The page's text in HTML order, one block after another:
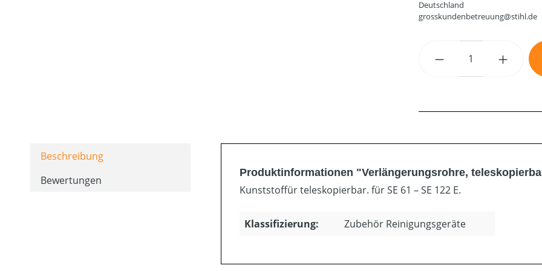
Deutschland
grosskundenbetreuung@stihl.de
Produkt Anzahl:
Beschreibung
Bewertungen
Produktinformationen "Verlängerungsrohre,
Kunststoffür teleskopierbar. für SE 61 – SE 122 E.
Klassifizierung: Zubehör Reinigungsgeräte